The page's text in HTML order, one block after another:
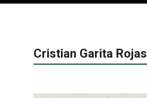
Cristian Garita Rojas